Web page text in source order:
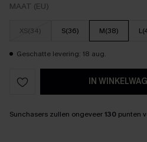
MAAT (EU)
XS(34) S(36) M(38)
Geschatte levering: 18 aug.
IN
Sunchasers zullen ongeveer130 punten